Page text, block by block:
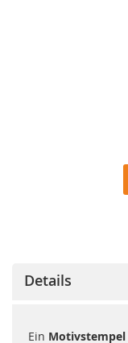
Details
Ein Motivstempel